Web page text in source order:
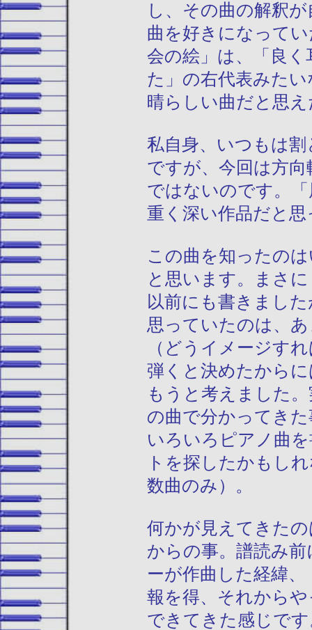
し、その曲の解釈
曲を好きになって
会の絵」は、「良
た」の右代表みた
晴らしい曲だと思
私自身、 いつもは割
ですが、今回は方
ではないのです。
重く深い作品だと
この曲を知ったの
と思います。まさ
以前にも書きまし
思っていたのは、
（どうイメージす
弾くと決めたから
もうと考えました
の曲で分かってき
いろいろピアノ曲
トを探したかもし
数曲のみ）。
何かが見えてきた
からの事。譜読み
ーが作曲した経緯
報を得、それから
できてきた感じで